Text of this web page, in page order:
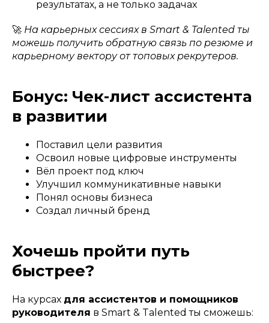
результатах, а не только задачах
🚀 На карьерных сессиях в Smart & Talented ты
можешь получить обратную связь по резюме и
карьерному вектору от топовых рекрутеров.
Бонус: Чек-лист ассистента
в развитии
Поставил цели развития
Освоил новые цифровые инструменты
Вёл проект под ключ
Улучшил коммуникативные навыки
Понял основы бизнеса
Создал личный бренд
Хочешь пройти путь
быстрее?
На курсах для ассистентов и помощников
руководителя в Smart & Talented ты сможешь: